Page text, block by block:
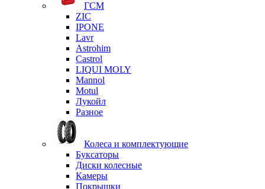
ГСМ
ZIC
IPONE
Lavr
Astrohim
Castrol
LIQUI MOLY
Mannol
Motul
Лукойл
Разное
Колеса и комплектующие
Буксаторы
Диски колесные
Камеры
Покрышки